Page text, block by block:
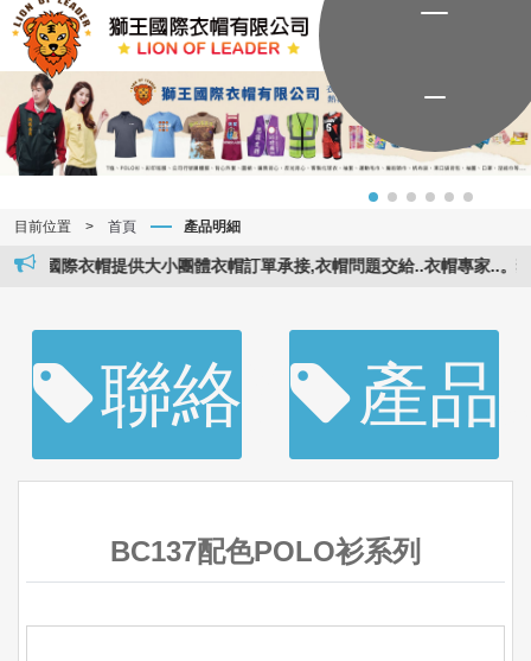
目前位置 > 首頁 產品明細
際衣帽提供大小團體衣帽訂單承接,衣帽問題交給..衣帽專家..。獅王
聯絡資訊產品
BC137配色POLO衫系列